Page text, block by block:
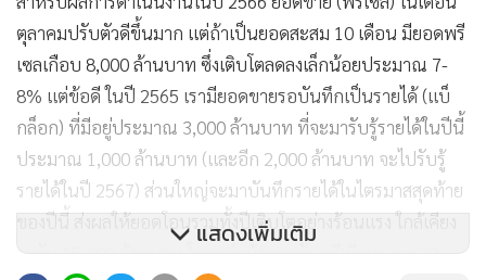
ตุลาคมปรับตัวดีขึ้นมาก แต่ถ้าเป็นยอดสะสม 10 เดือน มียอดพรี
เซลเกือบ 8,000 ล้านบาท ซึ่งเติบโตลดลงเล็กน้อยประมาณ 7-
8% แต่ข้อดี ในปี 2565 เรามียอดขายรอบันทึกเป็นรายได้ (แบ็
กล็อก) ที่มีอยู่ประมาณ 3,000 ล้านบาท ที่จะมารับรู้รายได้ในปีนี้
ประมาณ 1,000 ล้านบาท (และอีก 2,000 ล้านบาท จะไปรับรู้
รายได้ในปี 2567) ส่วนใหญ่จะมาบันทึกรายได้ในไตรมาสสุดท้าย
ของปีนี้ ส่งผลให้ยอดโอนรวมทั้งปีเติบโตอย่างร้อนแรง ใกล้เคียง
ระดับ 15,000 ล้านบาท โดยกลุ่มบ้านระดับพรีเมียมราคา 20
แสดงเพิ่มเติม